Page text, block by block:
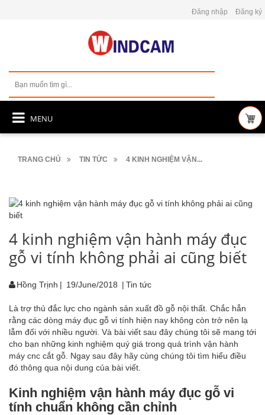
Đăng nhập Đăng ký
MENU
TRANG CHỦ TIN TỨC 4 KINH NGHIỆM VẬN...
4 kinh nghiệm vận hành máy đục
gỗ vi tính không phải ai cũng biết
Hồng Trịnh | 19/June/2018 | Tin tức
Là trợ thủ đắc lực cho ngành sản xuất đồ gỗ nội thất. Chắc hẳn
rằng các dòng máy đục gỗ vi tính hiện nay không còn trở nên lạ
lẫm đối với nhiều người. Và bài viết sau đây chúng tôi sẽ mang tới
cho bạn những kinh nghiệm quý giá trong quá trình vận hành
máy cnc cắt gỗ. Ngay sau đây hãy cùng chúng tôi tìm hiểu điều
đó thông qua nội dung của bài viết.
Kinh nghiệm vận hành máy đục gỗ vi
tính chuẩn không cần chỉnh